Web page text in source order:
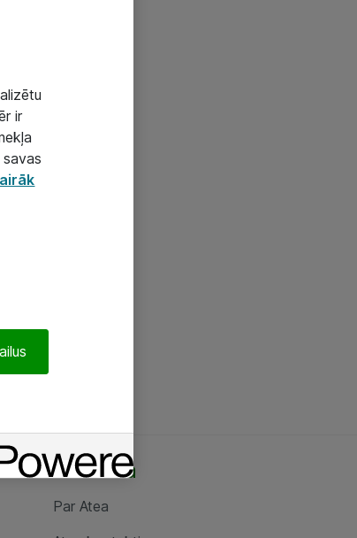
Par Atea
Par Atea
ir